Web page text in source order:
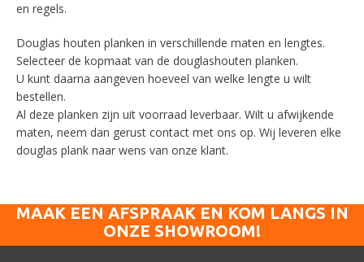
en regels.
Douglas houten planken in verschillende maten en lengtes.
Selecteer de kopmaat van de douglashouten planken.
U kunt daarna aangeven hoeveel van welke lengte u wilt
bestellen.
Al deze planken zijn uit voorraad leverbaar. Wilt u afwijkende
maten, neem dan gerust contact met ons op. Wij leveren elke
douglas plank naar wens van onze klant.
MAAK EEN AFSPRAAK EN KOM LANGS IN
ONZE SHOWROOM!